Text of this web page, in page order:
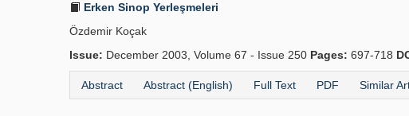
Erken Sinop Yerleşmeleri
Özdemir Koçak
Issue: December 2003, Volume 67 - Issue 250 Pages: 697-718
Abstract Abstract (English) Full Text PDF Similar